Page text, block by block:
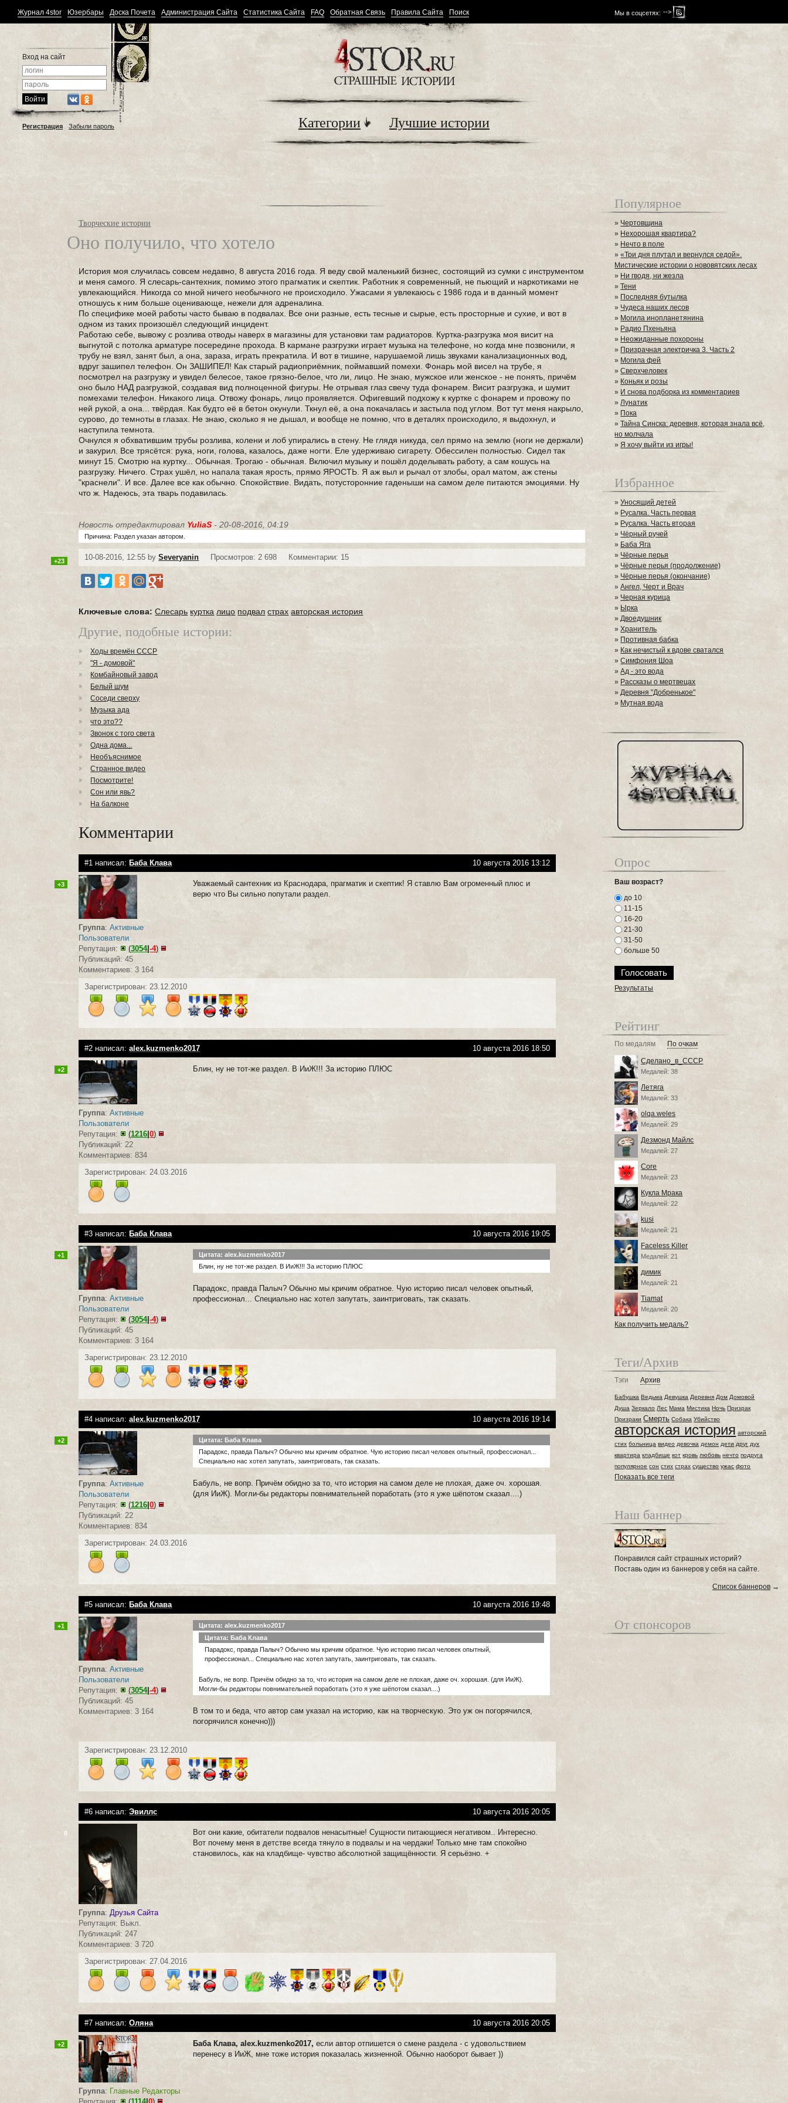
Мы в соцсетях: -->
Журнал 4stor Юзербары Доска Почета Администрация Сайта Статистика Сайта FAQ Обратная Связь Правила Сайта Поиск
Вход на сайт
Регистрация Забыли пароль Категории Лучшие истории
Творческие истории
Оно получило, что хотело
История моя случилась совсем недавно, 8 августа 2016 года. Я веду свой маленький бизнес, состоящий из сумки с инструментом
и меня самого. Я слесарь-сантехник, помимо этого прагматик и скептик. Работник я современный, не пьющий и наркотиками не
увлекающийся. Никогда со мной ничего необычного не происходило. Ужасами я увлекаюсь с 1986 года и в данный момент
отношусь к ним больше оценивающе, нежели для адреналина.
По специфике моей работы часто бываю в подвалах. Все они разные, есть тесные и сырые, есть просторные и сухие, и вот в
одном из таких произошёл следующий инцидент.
Работаю себе, вывожу с розлива отводы наверх в магазины для установки там радиаторов. Куртка-разгрузка моя висит на
выгнутой с потолка арматуре посередине прохода. В кармане разгрузки играет музыка на телефоне, но когда мне позвонили, я
трубу не взял, занят был, а она, зараза, играть прекратила. И вот в тишине, нарушаемой лишь звуками канализационных вод,
вдруг зашипел телефон. Он ЗАШИПЕЛ! Как старый радиоприёмник, поймавший помехи. Фонарь мой висел на трубе, я
посмотрел на разгрузку и увидел белесое, такое грязно-белое, что ли, лицо. Не знаю, мужское или женское - не понять, причём
оно было НАД разгрузкой, создавая вид полноценной фигуры. Не отрывая глаз свечу туда фонарем. Висит разгрузка, и шумит
помехами телефон. Никакого лица. Отвожу фонарь, лицо проявляется. Офигевший подхожу к куртке с фонарем и провожу по
ней рукой, а она... твёрдая. Как будто её в бетон окунули. Ткнул её, а она покачалась и застыла под углом. Вот тут меня накрыло,
сурово, до темноты в глазах. Не знаю, сколько я не дышал, и вообще не помню, что в деталях происходило, я выдохнул, и
наступила темнота.
Очнулся я обхватившим трубы розлива, колени и лоб упирались в стену. Не глядя никуда, сел прямо на землю (ноги не держали)
и закурил. Все трясётся: рука, ноги, голова, казалось, даже ногти. Еле удерживаю сигарету. Обессилен полностью. Сидел так
минут 15. Смотрю на куртку... Обычная. Трогаю - обычная. Включил музыку и пошёл доделывать работу, а сам кошусь на
разгрузку. Ничего. Страх ушёл, но напала такая ярость, прямо ЯРОСТЬ. Я аж выл и рычал от злобы, орал матом, аж стены
"краснели". И все. Далее все как обычно. Спокойствие. Видать, потусторонние гаденыши на самом деле питаются эмоциями. Ну
что ж. Надеюсь, эта тварь подавилась.
Новость отредактировал YuliaS - 20-08-2016, 04:19
Причина: Раздел указан автором.
10-08-2016, 12:55 bySeveryanin Просмотров: 2 698 Комментарии: 15
+23
Ключевые слова: Слесарь куртка лицо подвал страх авторская история
Другие, подобные истории:
Ходы времён СССР
"Я - домовой"
Комбайновый завод
Белый шум
Соседи сверху
Музыка ада
что это??
Звонок с того света
Одна дома...
Необъяснимое
Странное видео
Посмотрите!
Сон или явь?
На балконе
Комментарии
#1 написал: Баба Клава 10 августа 2016 13:12
+3
Группа:Активные
Пользователи
Репутация:
(3054|-4)
Публикаций: 45
Комментариев: 3 164
Уважаемый сантехник из Краснодара, прагматик и скептик! Я ставлю Вам огроменный плюс и
верю что Вы сильно попутали раздел.
Зарегистрирован: 23.12.2010
#2 написал:alex.kuzmenko2017 10 августа 2016 18:50
+2
Группа:Активные
Пользователи
Репутация:
(1216 |0)
Публикаций: 22
Комментариев: 834
Блин, ну не тот-же раздел. В ИиЖ!!! За историю ПЛЮС
Зарегистрирован: 24.03.2016
#3 написал: Баба Клава 10 августа 2016 19:05
+1
Группа:Активные
Пользователи
Репутация:
(3054|-4)
Публикаций: 45
Комментариев: 3 164
Цитата: alex.kuzmenko2017
Блин, ну не тот-же раздел. В ИиЖ!!! За историю ПЛЮС
Парадокс, правда Палыч? Обычно мы кричим обратное. Чую историю писал человек опытный,
профессионал... Специально нас хотел запутать, заинтриговать, так сказать.
Зарегистрирован: 23.12.2010
#4 написал:alex.kuzmenko2017 10 августа 2016 19:14
+2
Группа:Активные
Пользователи
Репутация:
(1216 |0)
Публикаций: 22
Комментариев: 834
Цитата: Баба Клава
Парадокс, правда Палыч? Обычно мы кричим обратное. Чую историю писал человек опытный, профессионал...
Специально нас хотел запутать, заинтриговать, так сказать.
Бабуль, не вопр. Причём обидно за то, что история на самом деле не плохая, даже оч. хорошая.
(для ИиЖ). Могли-бы редакторы повнимательней поработать (это я уже шёпотом сказал....)
Зарегистрирован: 24.03.2016
#5 написал: Баба Клава 10 августа 2016 19:48
+1
Группа:Активные
Пользователи
Репутация:
(3054|-4)
Публикаций: 45
Комментариев: 3 164
Цитата: alex.kuzmenko2017
Цитата: Баба Клава
Парадокс, правда Палыч? Обычно мы кричим обратное. Чую историю писал человек опытный,
профессионал... Специально нас хотел запутать, заинтриговать, так сказать.
Бабуль, не вопр. Причём обидно за то, что история на самом деле не плохая, даже оч. хорошая. (для ИиЖ).
Могли-бы редакторы повнимательней поработать (это я уже шёпотом сказал....)
В том то и беда, что автор сам указал на историю, как на творческую. Это уж он погорячился,
погорячился конечно)))
Зарегистрирован: 23.12.2010
#6 написал:Эвиллс 10 августа 2016 20:05
0
Группа: Друзья Сайта
Репутация: Выкл.
Публикаций: 247
Комментариев: 3 720
Вот они какие, обитатели подвалов ненасытные! Сущности питающиеся негативом.. Интересно.
Вот почему меня в детстве всегда тянуло в подвалы и на чердаки! Только мне там спокойно
становилось, как на кладбище- чувство абсолютной защищённости. Я серьёзно. +
Зарегистрирован: 27.04.2016
#7 написал:Оляна 10 августа 2016 20:05
+2
Группа: Главные Редакторы
Баба Клава, alex.kuzmenko2017, если автор отпишется о смене раздела - с удовольствием
перенесу в ИиЖ, мне тоже история показалась жизненной. Обычно наоборот бывает ))
Популярное
» Чертовщина
» Нехорошая квартира?
» Нечто в поле
»«Три дня плутал и вернулся седой».
Мистические истории о нововятских лесах
» Ни гводя, ни жезла
»Тени
» Последняя бутылка
» Чудеса наших лесов
» Могила инопланетянина
» Радио Пхеньяна
» Неожиданные похороны
» Призрачная электричка 3. Часть 2
» Могила фей
»Сверхчеловек
» Коньяк и розы
» И снова подборка из комментариев
»Лунатик
» Пока
»Тайна Синска: деревня, которая знала всё,
но молчала
»Я хочу выйти из игры!
Избранное
»Уносящий детей
» Русалка. Часть первая
» Русалка. Часть вторая
» Чёрный ручей
» Баба Яга
» Чёрные перья
»Чёрные перья (продолжение)
» Чёрные перья (окончание)
»Ангел, Черт и Врач
» Черная курица
» Ырка
»Двоедушник
»Хранитель
» Противная бабка
» Как нечистый к вдове сватался
»Симфония Шоа
»Ад - это вода
» Рассказы о мертвецах
»Деревня "Добренькое"
» Мутная вода
Опрос
Ваш возраст?
до 10
11-15
16-20
21-30
31-50
больше 50
Результаты
Рейтинг
По медалям По очкам
Сделано_в_СССР
Медалей: 38
Летяга
Медалей: 33
olqa.weles
Медалей: 29
Дезмонд Майлс
Медалей: 27
Core
Медалей: 23
Кукла Мрака
Медалей: 22
kusi
Медалей: 21
Faceless Killer
Медалей: 21
димик
Медалей: 21
Tiamat
Медалей: 20
Как получить медаль?
Теги/Архив
Тэги Архив
Бабушка Ведьма Девушка Деревня Дом Домовой
Душа Зеркало Лес Мама Мистика Ночь Призрак
Призраки Смерть Собака Убийство
авторская история авторский
стих больница видео девочка демон дети друг дух
квартира кладбище кот кровь любовь нечто подруга
популярное сон стих страх существо ужас фото
Показать все теги
Наш баннер
Понравился сайт страшных историй?
Поставь один из баннеров у себя на сайте.
Список баннеров →
От спонсоров